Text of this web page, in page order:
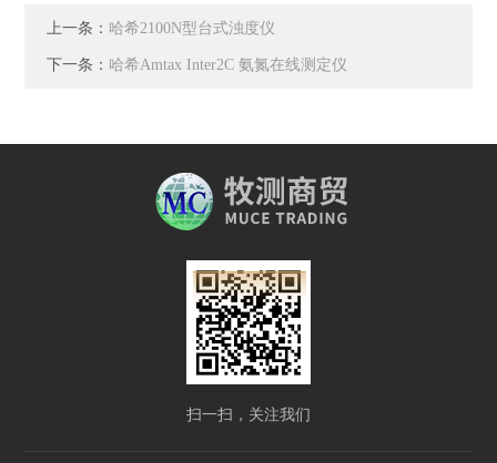
上一条： 哈希2100N型台式浊度仪
下一条： 哈希Amtax Inter2C 氨氮在线测定仪
扫一扫，关注我们